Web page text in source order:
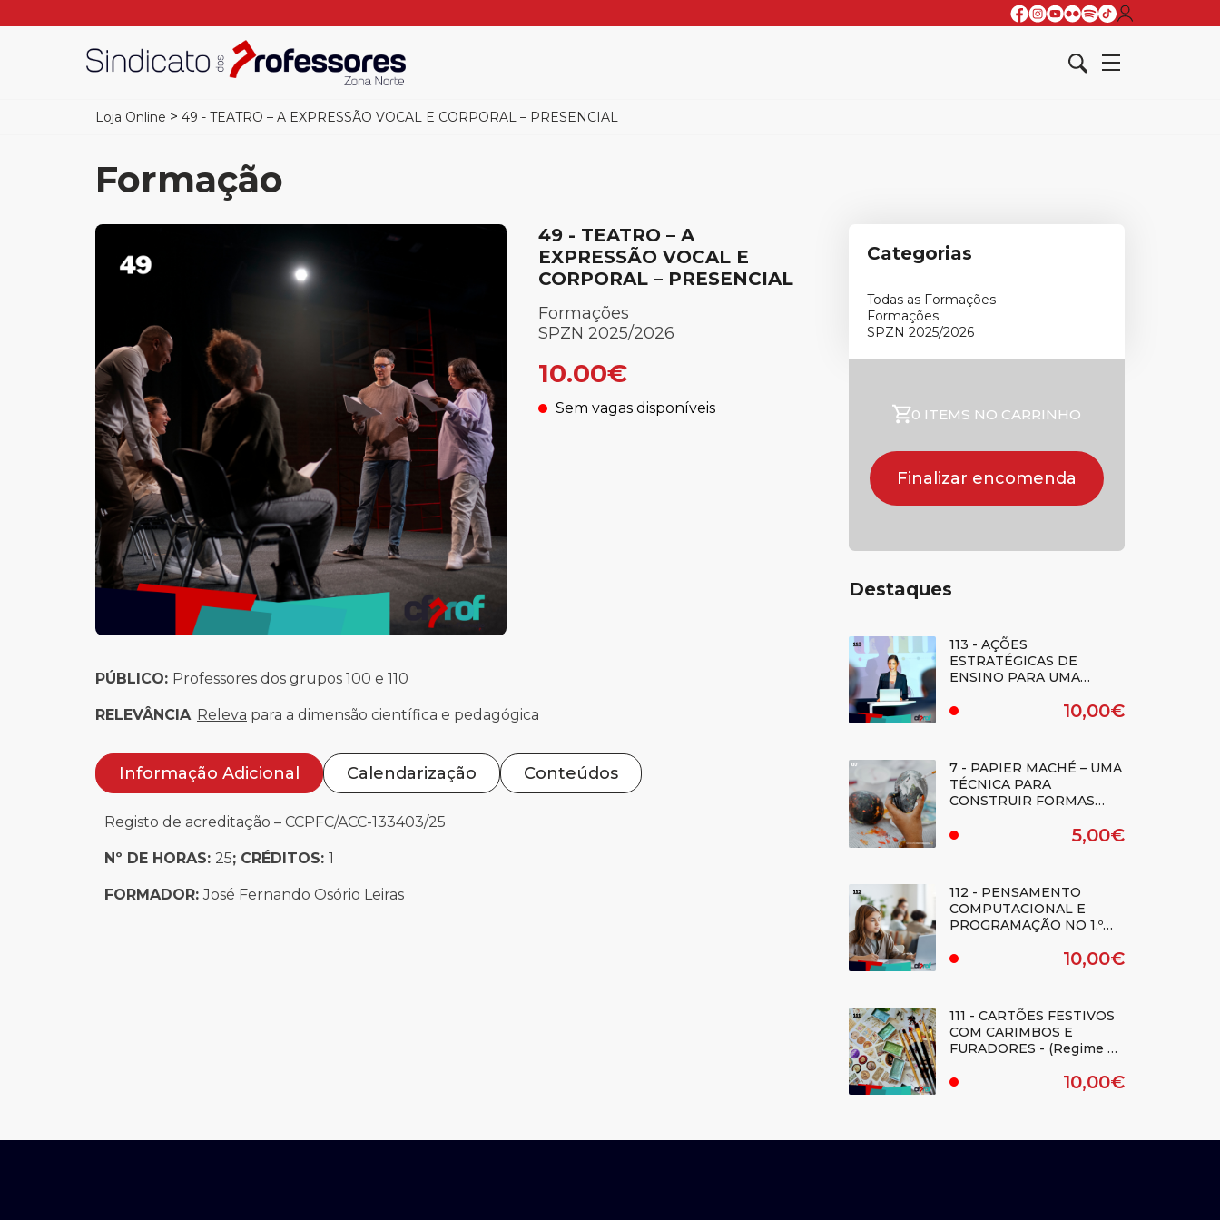
Loja Online > 49 - TEATRO – A EXPRESSÃO VOCAL E CORPORAL – PRESENCIAL
Formação
49 - TEATRO – A
EXPRESSÃO VOCAL E
CORPORAL – PRESENCIAL
Formações
SPZN 2025/2026
10.00€
. Sem vagas disponíveis
PÚBLICO: Professores dos grupos 100 e 110
RELEVÂNCIA: Releva para a dimensão científica e pedagógica
Informação Adicional Calendarização Conteúdos
Registo de acreditação – CCPFC/ACC-133403/25
Nº DE HORAS: 25; CRÉDITOS: 1
FORMADOR:José Fernando Osório Leiras
Categorias
Todas as Formações
Formações
SPZN 2025/2026
0 ITEMS NO CARRINHO
Finalizar encomenda
Destaques
113 - AÇÕES
ESTRATÉGICAS DE
ENSINO PARA UMA
DEMOCRÁTICA: QUADRO
(Regime E-learning)
. 10,00€
7 - PAPIER MACHÉ – UMA
TÉCNICA PARA
CONSTRUIR FORMAS
(REGIME E-LEARNING) -
. 5,00€
112 - PENSAMENTO
COMPUTACIONAL E
PROGRAMAÇÃO NO 1.º
BÁSICO - (Regime E-
. 10,00€
111 - CARTÕES FESTIVOS
COM CARIMBOS E
FURADORES - (Regime E-
. 10,00€